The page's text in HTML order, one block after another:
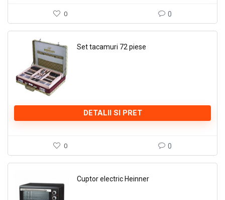
0 0
Set tacamuri 72 piese
DETALII SI PRET
0 0
Cuptor electric Heinner